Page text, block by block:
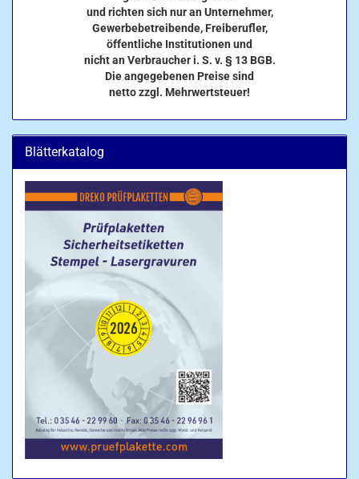
und richten sich nur an Unternehmer,
Gewerbebetreibende, Freiberufler,
öffentliche Institutionen und
nicht an Verbraucher i. S. v. § 13 BGB.
Die angegebenen Preise sind
netto zzgl. Mehrwertsteuer!
Blätterkatalog